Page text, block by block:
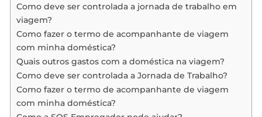
Como deve ser controlada a jornada de trabalho em
viagem?
Como fazer o termo de acompanhante de viagem
com minha doméstica?
Quais outros gastos com a doméstica na viagem?
Como deve ser controlada a Jornada de Trabalho?
Como fazer o termo de acompanhante de viagem
com minha doméstica?